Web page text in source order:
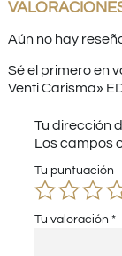
Aún no hay
Sé el primero en
Venti Carisma»
Tu dirección
Los campos
Tu puntuación
Tu valoración *